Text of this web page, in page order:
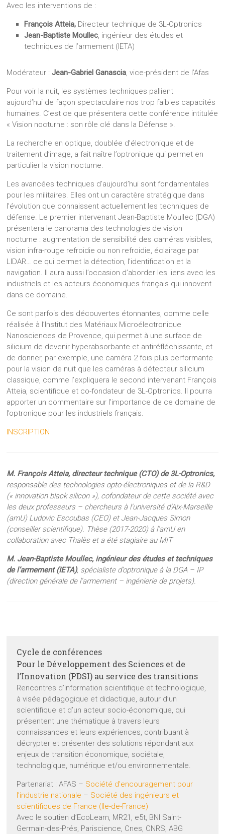
Avec les interventions de :
François Atteia, Directeur technique de 3L-Optronics
Jean-Baptiste Moullec, ingénieur des études et
techniques de l’armement (IETA)
Modérateur :Jean-Gabriel Ganascia, vice-président de l’Afas
Pour voir la nuit, les systèmes techniques pallient
aujourd’hui de façon spectaculaire nos trop faibles capacités
humaines. C’est ce que présentera cette conférence intitulée
« Vision nocturne : son rôle clé dans la Défense ».
La recherche en optique, doublée d’électronique et de
traitement d’image, a fait naître l’optronique qui permet en
particulier la vision nocturne.
Les avancées techniques d’aujourd’hui sont fondamentales
pour les militaires. Elles ont un caractère stratégique dans
l’évolution que connaissent actuellement les techniques de
défense. Le premier intervenant Jean-Baptiste Moullec (DGA)
présentera le panorama des technologies de vision
nocturne : augmentation de sensibilité des caméras visibles,
vision infra-rouge refroidie ou non refroidie, éclairage par
LIDAR… ce qui permet la détection, l’identification et la
navigation. Il aura aussi l’occasion d’aborder les liens avec les
industriels et les acteurs économiques français qui innovent
dans ce domaine.
Ce sont parfois des découvertes étonnantes, comme celle
réalisée à l’Institut des Matériaux Microélectronique
Nanosciences de Provence, qui permet à une surface de
silicium de devenir hyperabsorbante et antiréfléchissante, et
de donner, par exemple, une caméra 2 fois plus performante
pour la vision de nuit que les caméras à détecteur silicium
classique, comme l’expliquera le second intervenant François
Atteia, scientifique et co-fondateur de 3L-Optronics. Il pourra
apporter un commentaire sur l’importance de ce domaine de
l’optronique pour les industriels français.
INSCRIPTION
M. François Atteia, directeur technique (CTO) de 3L-Optronics,
responsable des technologies opto-électroniques et de la R&D
(« innovation black silicon »), cofondateur de cette société avec
les deux professeurs – chercheurs à l’université d’Aix-Marseille
(amU) Ludovic Escoubas (CEO) et Jean-Jacques Simon
(conseiller scientifique). Thèse (2017-2020) à l’amU en
collaboration avec Thalès et a été stagiaire au MIT
M. Jean-Baptiste Moullec, ingénieur des études et techniques
de l’armement (IETA), spécialiste d’optronique à la DGA – IP
(direction générale de l’armement – ingénierie de projets).
Cycle de conférences
Pour le Développement des Sciences et de
l’Innovation (PDSI) au service des transitions
Rencontres d’information scientifique et technologique,
à visée pédagogique et didactique, autour d’un
scientifique et d’un acteur socio-économique, qui
présentent une thématique à travers leurs
connaissances et leurs expériences, contribuant à
décrypter et présenter des solutions répondant aux
enjeux de transition économique, sociétale,
technologique, numérique et/ou environnementale.
Partenariat : AFAS – Société d’encouragement pour
l’industrie nationale – Société des ingénieurs et
scientifiques de France (Ile-de-France)
Avec le soutien d’EcoLearn, MR21, e5t, BNI Saint-
Germain-des-Prés, Pariscience, Cnes, CNRS, ABG